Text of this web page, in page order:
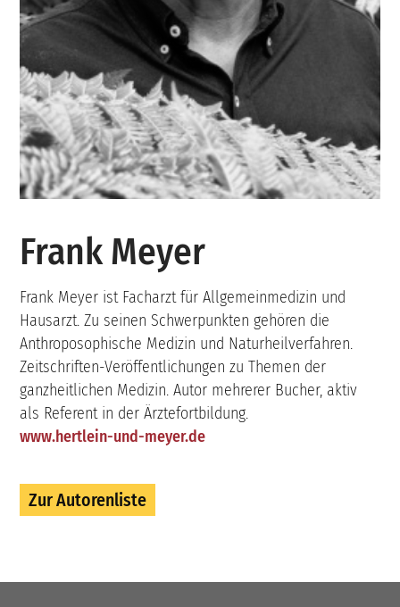
Frank Meyer
Frank Meyer ist Facharzt für Allgemeinmedizin und
Hausarzt. Zu seinen Schwerpunkten gehören die
Anthroposophische Medizin und Naturheilverfahren.
Zeitschriften-Veröffentlichungen zu Themen der
ganzheitlichen Medizin. Autor mehrerer Bucher, aktiv
als Referent in der Ärztefortbildung.
www.hertlein-und-meyer.de
Zur Autorenliste